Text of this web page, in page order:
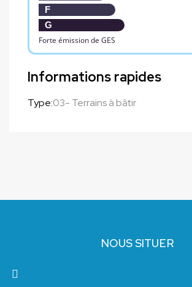
F
G
Forte émission de GES
Informations rapides
Type:03- Terrains à bâtir
NOUS SITUER